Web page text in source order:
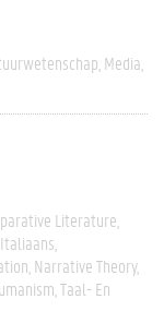
Media
Literature
Italiaans
Narrative Theory
Taal- En